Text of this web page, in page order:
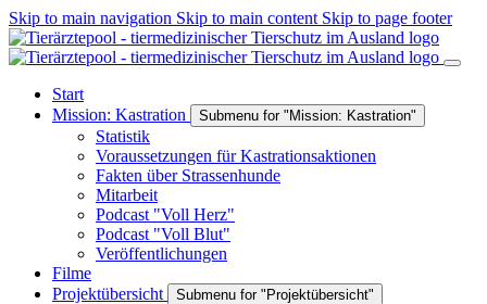
Skip to main navigation Skip to main content Skip to page footer
Start
Mission: Kastration
Submenu for "Mission: Kastration"
Statistik
Voraussetzungen für Kastrationsaktionen
Fakten über Strassenhunde
Mitarbeit
Podcast "Voll Herz"
Podcast "Voll Blut"
Veröffentlichungen
Filme
Projektübersicht
Submenu for "Projektübersicht"